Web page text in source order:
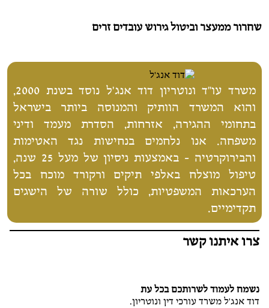
שחרור ממעצר וביטול גירוש עובדים זרים
משרד עו"ד ונוטריון דוד אנג'ל נוסד בשנת 2000,
והוא המשרד הוותיק והמנוסה ביותר בישראל
בתחומי ההגירה, אזרחות, הסדרת מעמד ודיני
משפחה. אנו נלחמים בנחישות נגד האטימות
והבירוקרטיה - באמצעות ניסיון של מעל 25 שנה,
טיפול מוצלח באלפי תיקים ורקורד מוכח בכל
הערכאות המשפטיות, כולל שורה של הישגים
תקדימיים.
צרו איתנו קשר
נשמח לעמוד לשרותכם בכל עת
דוד אנג'ל משרד עורכי דין ונוטריון.